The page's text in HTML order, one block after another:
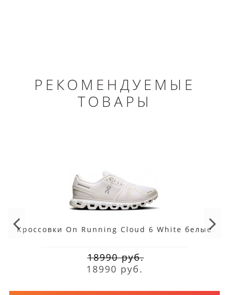
РЕКОМЕНДУЕМЫЕ
ТОВАРЫ
Кроссовки On Running Cloud 6 White белые
18990 руб.
18990 руб.